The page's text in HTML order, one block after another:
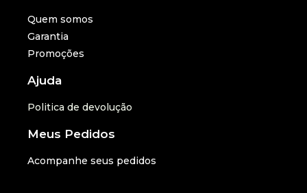
Quem somos
Garantia
Promoções
Ajuda
Politica de devolução
Meus Pedidos
Acompanhe seus pedidos